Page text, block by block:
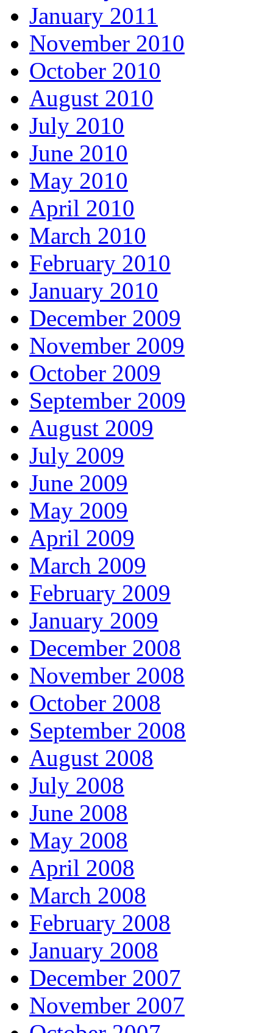
January 2011
November 2010
October 2010
August 2010
July 2010
June 2010
May 2010
April 2010
March 2010
February 2010
January 2010
December 2009
November 2009
October 2009
September 2009
August 2009
July 2009
June 2009
May 2009
April 2009
March 2009
February 2009
January 2009
December 2008
November 2008
October 2008
September 2008
August 2008
July 2008
June 2008
May 2008
April 2008
March 2008
February 2008
January 2008
December 2007
November 2007